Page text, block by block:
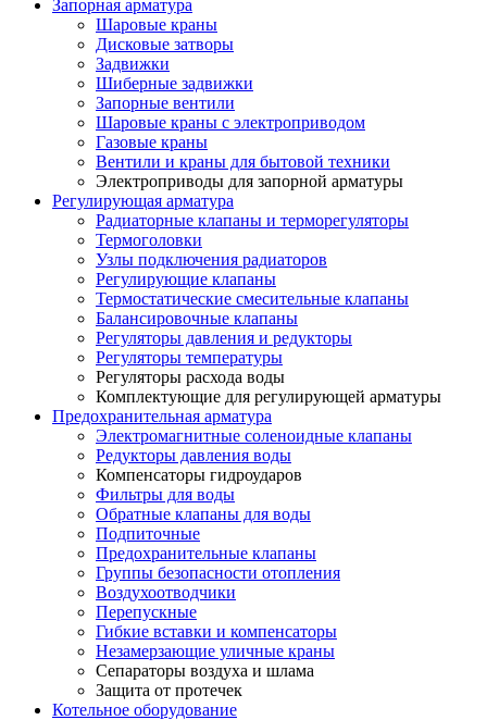
Запорная арматура
Шаровые краны
Дисковые затворы
Задвижки
Шиберные задвижки
Запорные вентили
Шаровые краны с электроприводом
Газовые краны
Вентили и краны для бытовой техники
Электроприводы для запорной арматуры
Регулирующая арматура
Радиаторные клапаны и терморегуляторы
Термоголовки
Узлы подключения радиаторов
Регулирующие клапаны
Термостатические смесительные клапаны
Балансировочные клапаны
Регуляторы давления и редукторы
Регуляторы температуры
Регуляторы расхода воды
Комплектующие для регулирующей арматуры
Предохранительная арматура
Электромагнитные соленоидные клапаны
Редукторы давления воды
Компенсаторы гидроударов
Фильтры для воды
Обратные клапаны для воды
Подпиточные
Предохранительные клапаны
Группы безопасности отопления
Воздухоотводчики
Перепускные
Гибкие вставки и компенсаторы
Незамерзающие уличные краны
Сепараторы воздуха и шлама
Защита от протечек
Котельное оборудование